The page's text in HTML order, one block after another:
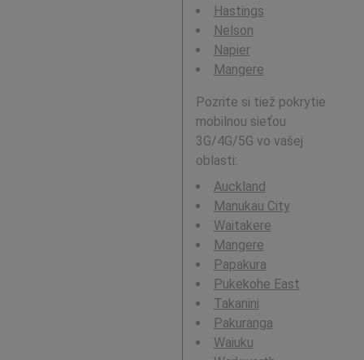
Hastings
Nelson
Napier
Mangere
Pozrite si tiež pokrytie
mobilnou sieťou
3G/4G/5G vo vašej
oblasti:
Auckland
Manukau City
Waitakere
Mangere
Papakura
Pukekohe East
Takanini
Pakuranga
Waiuku